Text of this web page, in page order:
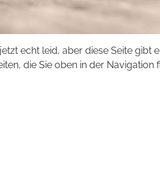
echt leid, aber diese Seite gibt
die Sie oben in der Navigation